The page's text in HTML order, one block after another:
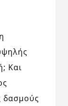
Και
δασμούς